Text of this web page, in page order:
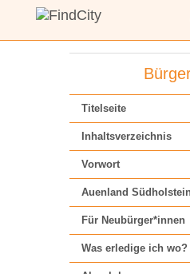
Titelseite
Inhaltsverzeichnis
Vorwort
Auenland
Für Neubürger*innen
Was erledige ich wo?